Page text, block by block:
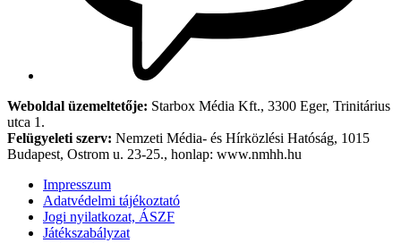
Weboldal üzemeltetője: Starbox Média Kft., 3300 Eger, Trinitárius
utca 1.
Felügyeleti szerv: Nemzeti Média- és Hírközlési Hatóság, 1015
Budapest, Ostrom u. 23-25., honlap: www.nmhh.hu
Impresszum
Adatvédelmi tájékoztató
Jogi nyilatkozat, ÁSZF
Játékszabályzat